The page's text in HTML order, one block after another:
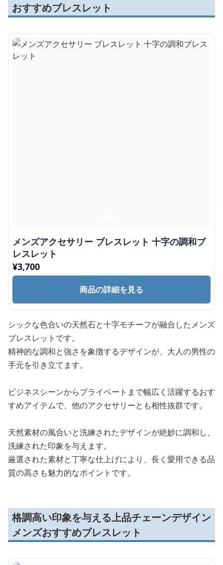
おすすめブレスレット
メンズアクセサリー ブレスレット 十字の調和ブ
レスレット
¥3,700
商品の詳細を見る
シックな色合いの天然石と十字モチーフが融合したメンズ
ブレスレットです。
精神的な調和と強さを象徴するデザインが、大人の男性の
手元を引き立てます。
ビジネスシーンからプライベートまで幅広く活躍するおす
すめアイテムで、他のアクセサリーとも相性抜群です。
天然素材の風合いと洗練されたデザインが絶妙に調和し、
洗練された印象を与えます。
厳選された素材と丁寧な仕上げにより、長く愛用できる品
質の高さも魅力的なポイントです。
格調高い印象を与える上品チェーンデザイン
メンズおすすめブレスレット